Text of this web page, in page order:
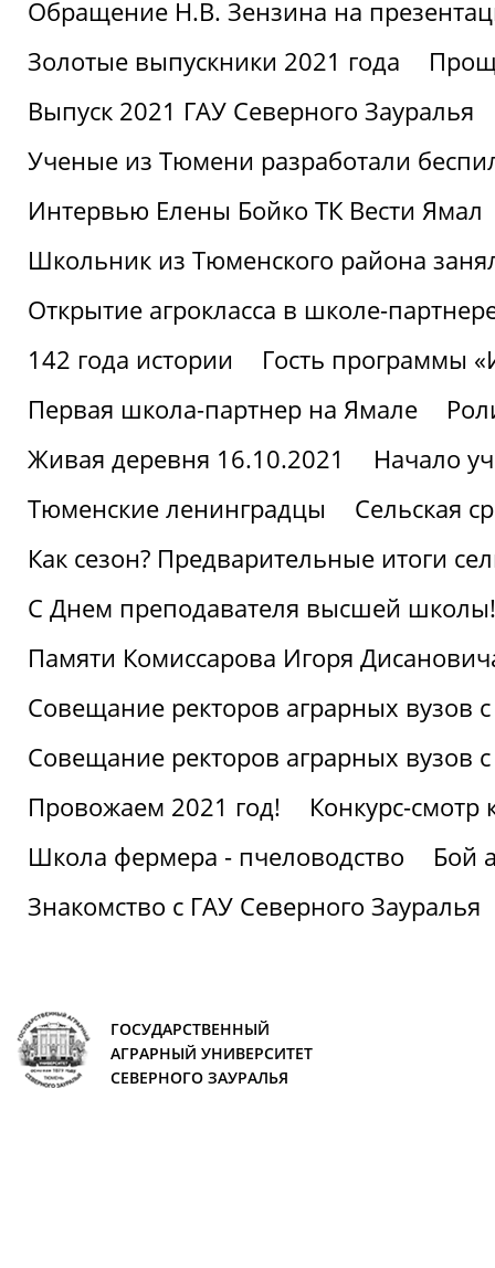
Обращение Н.В. Зензина на
Золотые выпускники 2021 года
Выпуск 2021 ГАУ Северного Зауралья
Ученые из Тюмени разработали
Интервью Елены Бойко ТК Вести Ямал
Школьник из Тюменского района
Открытие агрокласса в школе-
142 года истории
Гость программы
Первая школа-партнер на Ямале
Живая деревня 16.10.2021
Начало
Тюменские ленинградцы
Сельская
Как сезон? Предварительные итоги
С Днем преподавателя высшей школы!
Памяти Комиссарова Игоря
Совещание ректоров аграрных
Совещание ректоров аграрных
Провожаем 2021 год!
Конкурс-
Школа фермера - пчеловодство
Бой
Знакомство с ГАУ Северного Зауралья
ГОСУДАРСТВЕННЫЙ
АГРАРНЫЙ УНИВЕРСИТЕТ
СЕВЕРНОГО ЗАУРАЛЬЯ